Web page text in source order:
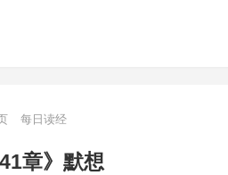
每日读经
章》默想